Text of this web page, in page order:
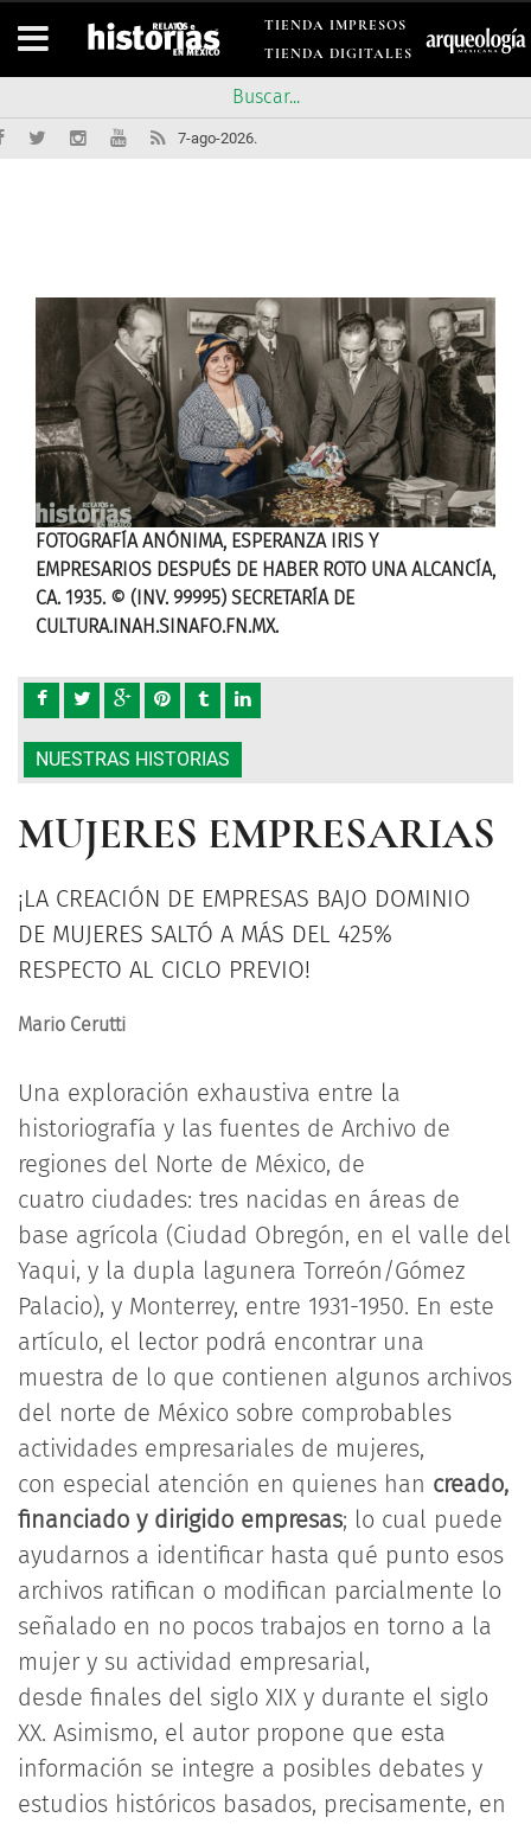
TIENDA IMPRESOS
TIENDA DIGITALES
7-ago-2026.
FOTOGRAFÍA ANÓNIMA, ESPERANZA IRIS Y
EMPRESARIOS DESPUÉS DE HABER ROTO UNA ALCANCÍA,
CA. 1935. © (INV. 99995) SECRETARÍA DE
CULTURA.INAH.SINAFO.FN.MX.
NUESTRAS HISTORIAS
MUJERES EMPRESARIAS
¡LA CREACIÓN DE EMPRESAS BAJO DOMINIO
DE MUJERES SALTÓ A MÁS DEL 425%
RESPECTO AL CICLO PREVIO!
Mario Cerutti
Una exploración exhaustiva entre la
historiografía y las fuentes de Archivo de
regiones del Norte de México, de
cuatro ciudades: tres nacidas en áreas de
base agrícola (Ciudad Obregón, en el valle del
Yaqui, y la dupla lagunera Torreón/Gómez
Palacio), y Monterrey, entre 1931-1950. En este
artículo, el lector podrá encontrar una
muestra de lo que contienen algunos archivos
del norte de México sobre comprobables
actividades empresariales de mujeres,
con especial atención en quienes han creado,
financiado y dirigido empresas; lo cual puede
ayudarnos a identificar hasta qué punto esos
archivos ratifican o modifican parcialmente lo
señalado en no pocos trabajos en torno a la
mujer y su actividad empresarial,
desde finales del siglo XIX y durante el siglo
XX. Asimismo, el autor propone que esta
información se integre a posibles debates y
estudios históricos basados, precisamente, en